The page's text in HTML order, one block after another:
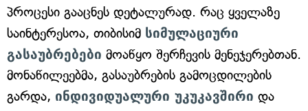
პროცესი გააცნეს დეტალურად. რაც ყველაზე
საინტერესოა, თიბისიმ სიმულაციური
გასაუბრებები მოაწყო შერჩევის მენეჯერებთან.
მონაწილეებმა, გასაუბრების გამოცდილების
გარდა, ინდივიდუალური უკუკავშირი და